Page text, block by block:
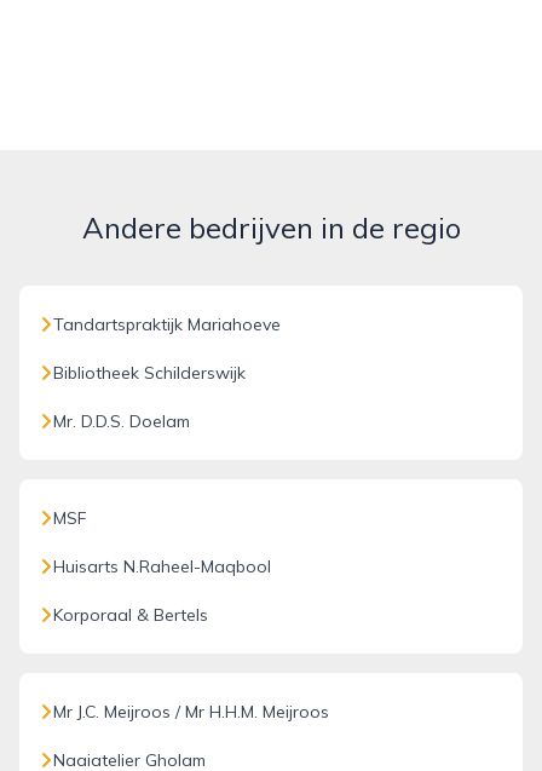
Andere bedrijven in de regio
Tandartspraktijk Mariahoeve
Bibliotheek Schilderswijk
Mr. D.D.S. Doelam
MSF
Huisarts N.Raheel-Maqbool
Korporaal & Bertels
Mr J.C. Meijroos / Mr H.H.M. Meijroos
Naaiatelier Gholam